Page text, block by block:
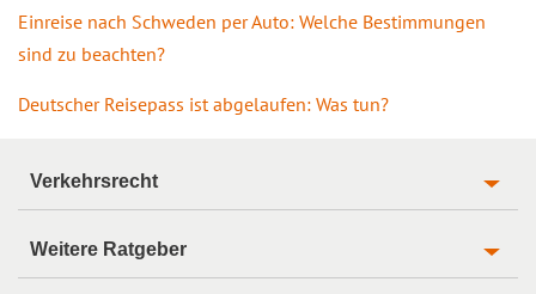
Einreise nach Schweden per Auto: Welche Bestimmungen
sind zu beachten?
Deutscher Reisepass ist abgelaufen: Was tun?
Verkehrsrecht
Weitere Ratgeber